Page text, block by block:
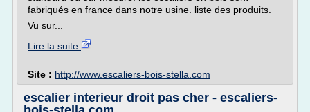
fabriqués en france dans notre usine. liste des produits.
Vu sur...
Lire la suite
Site : http://www.escaliers-bois-stella.com
escalier interieur droit pas cher - escaliers-